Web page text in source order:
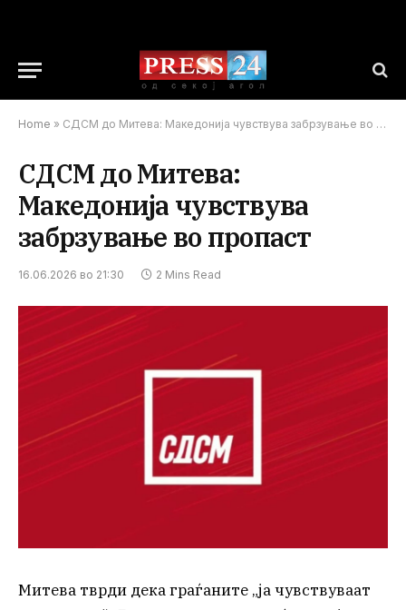
Home » СДСМ до Митева: Македонија чувствувa забрзување во пропаст
СДСМ до Митева:
Македонија чувствувa
забрзување во пропаст
16.06.2026 во 21:30 2 Mins Read
Митева тврди дека граѓаните „ја чувствуваат